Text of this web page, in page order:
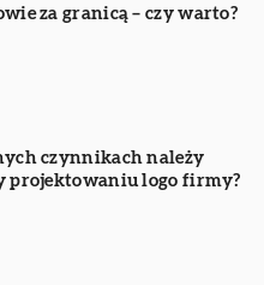
za granicą – czy warto?
czynnikach należy
projektowaniu logo firmy?